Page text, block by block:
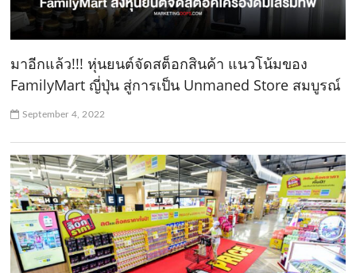
มาอีกแล้ว!!! หุ่นยนต์จัดสต็อกสินค้า แนวโน้มของ
FamilyMart ญี่ปุ่น สู่การเป็น Unmaned Store สมบูรณ์
September 4, 2022